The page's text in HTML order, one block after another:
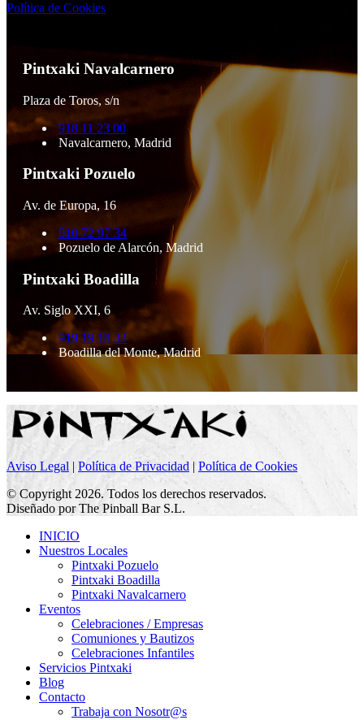
Política de Cookies
Pintxaki Navalcarnero
Plaza de Toros, s/n
918 11 23 00
Navalcarnero, Madrid
Pintxaki Pozuelo
Av. de Europa, 16
910 72 97 34
Pozuelo de Alarcón, Madrid
Pintxaki Boadilla
Av. Siglo XXI, 6
919 19 18 33
Boadilla del Monte, Madrid
Aviso Legal | Política de Privacidad | Política de Cookies
© Copyright 2026. Todos los derechos reservados.
Diseñado por The Pinball Bar S.L.
INICIO
Nuestros Locales
Pintxaki Pozuelo
Pintxaki Boadilla
Pintxaki Navalcarnero
Eventos
Celebraciones / Empresas
Comuniones y Bautizos
Celebraciones Infantiles
Servicios Pintxaki
Blog
Contacto
Trabaja con Nosotr@s